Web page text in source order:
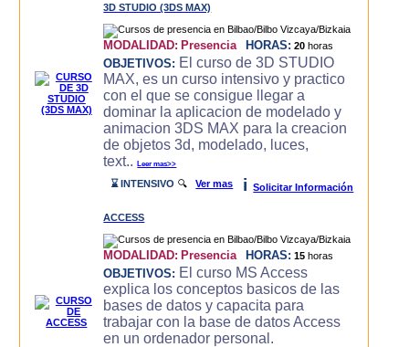
3D STUDIO (3DS MAX)
MODALIDAD: Presencia HORAS: 20 horas
OBJETIVOS: El curso de 3D STUDIO
MAX, es un curso intensivo y practico
con el que se consigue llegar a
dominar la aplicacion de modelado y
animacion 3DS MAX para la creacion
de objetos 3d, modelado, luces,
text..Leer mas>>
⌛ INTENSIVO 🔍Ver mas i Solicitar Información
ACCESS
MODALIDAD: Presencia HORAS: 15 horas
OBJETIVOS: El curso MS Access
explica los conceptos basicos de las
bases de datos y capacita para
trabajar con la base de datos Access
en un ordenador personal.